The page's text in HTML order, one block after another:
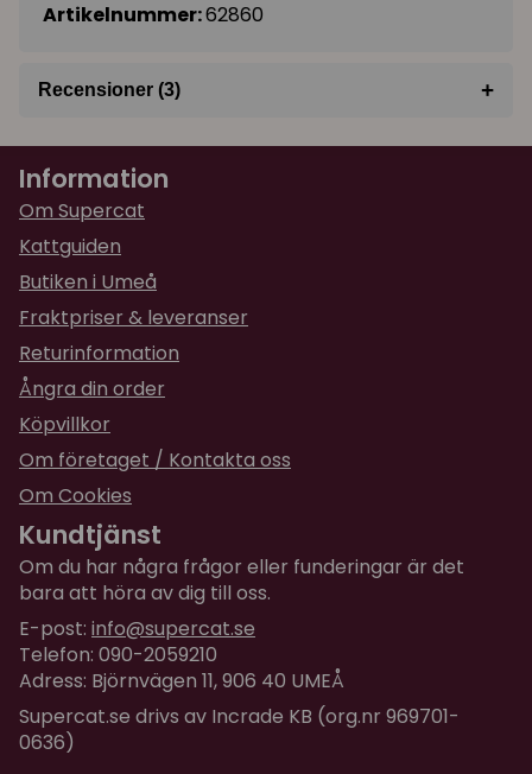
Artikelnummer:62860
Recensioner (3) +
Katrin
för 2 år sedan
★★★★★
Christina
för 2 år sedan
Lukman
för 2 år sedan
Perfekt
Information
Om Supercat
Kattguiden
Butiken i Umeå
Fraktpriser & leveranser
Returinformation
Ångra din order
Köpvillkor
Om företaget / Kontakta oss
Om Cookies
Kundtjänst
Om du har några frågor eller funderingar är det
bara att höra av dig till oss.
E-post: info@supercat.se
Telefon: 090-2059210
Adress: Björnvägen 11, 906 40 UMEÅ
Supercat.se drivs av Incrade KB (org.nr 969701-
0636)